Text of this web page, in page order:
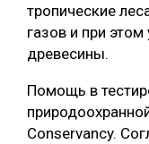
МЕБЕЛЬНОЕ
тропические
газов и при
древесины.
Помощь в
Conservancy.